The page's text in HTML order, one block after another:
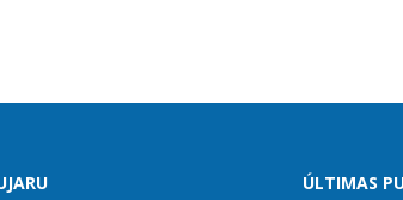
ÚLTIMAS